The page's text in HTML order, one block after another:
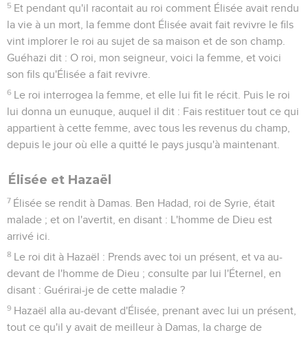
5 Et pendant qu'il racontait au roi comment Élisée avait rendu
la vie à un mort, la femme dont Élisée avait fait revivre le fils
vint implorer le roi au sujet de sa maison et de son champ.
Guéhazi dit : O roi, mon seigneur, voici la femme, et voici
son fils qu'Élisée a fait revivre.
6 Le roi interrogea la femme, et elle lui fit le récit. Puis le roi
lui donna un eunuque, auquel il dit : Fais restituer tout ce qui
appartient à cette femme, avec tous les revenus du champ,
depuis le jour où elle a quitté le pays jusqu'à maintenant.
Élisée et Hazaël
7 Élisée se rendit à Damas. Ben Hadad, roi de Syrie, était
malade ; et on l'avertit, en disant : L'homme de Dieu est
arrivé ici.
8 Le roi dit à Hazaël : Prends avec toi un présent, et va au-
devant de l'homme de Dieu ; consulte par lui l'Éternel, en
disant : Guérirai-je de cette maladie ?
9 Hazaël alla au-devant d'Élisée, prenant avec lui un présent,
tout ce qu'il y avait de meilleur à Damas, la charge de